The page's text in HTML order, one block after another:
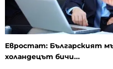
Евростат: Българският
холандецът бичи...